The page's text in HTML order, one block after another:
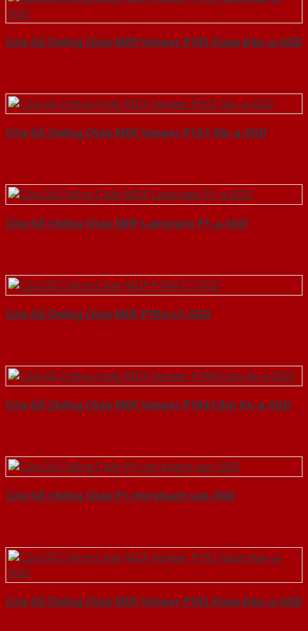
Cửa Gỗ Chống Cháy MDF Veneer P1R5 Xoan Đào-a-SGD
Cửa Gỗ Chống Cháy MDF Veneer P1G1 Sồi-a-SGD
Cửa Gỗ Chống Cháy MDF Laminate P1-a-SGD
Cửa Gỗ Chống Cháy MDF P1R4-C1-SGD
Cửa Gỗ Chống Cháy MDF Veneer P1R4 Căm Xe-a-SGD
Cửa Gỗ Chống Cháy P1 cho khach san-SGD
Cửa Gỗ Chống Cháy MDF Veneer P1R2 Xoan Đào-a-SGD